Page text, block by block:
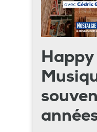
Happy